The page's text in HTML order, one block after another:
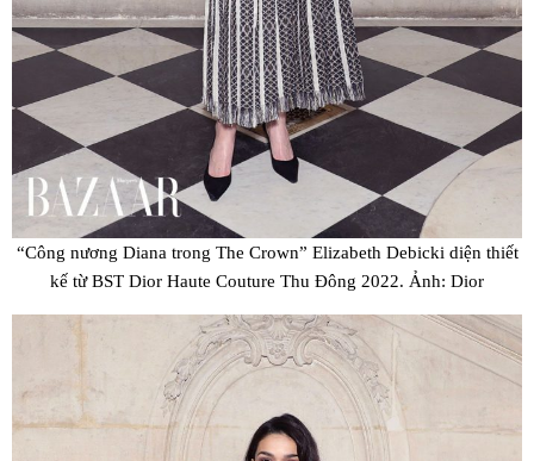
“Công nương Diana trong The Crown” Elizabeth Debicki diện thiết
kế từ BST Dior Haute Couture Thu Đông 2022. Ảnh: Dior